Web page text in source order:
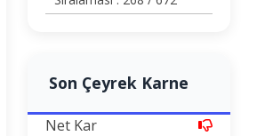
SON
6 AY
SON
1 YIL
Son Çeyrek Karne
Net Kar